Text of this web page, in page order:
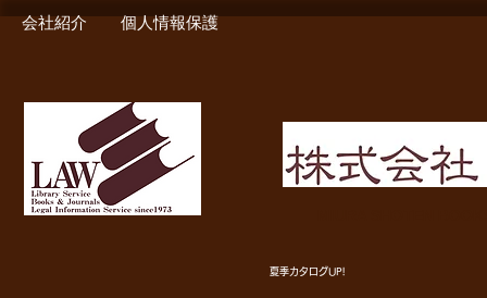
会社紹介 個人情報保護
夏季カタログUP!